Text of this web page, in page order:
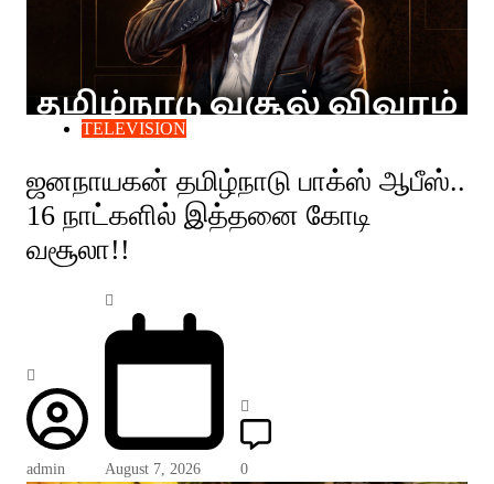
TELEVISION
ஜனநாயகன் தமிழ்நாடு பாக்ஸ் ஆபீஸ்..
16 நாட்களில் இத்தனை கோடி
வசூலா!!
admin August 7, 2026 0